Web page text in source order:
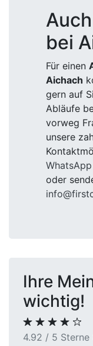
bei
Für einen
Aichach
gern auf
Abläufe
vorweg
unsere
WhatsApp
oder
Ihre
wichtig!
4.92 / 5 Sterne